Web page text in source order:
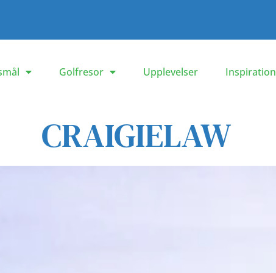
Golfresor Upplevelser Inspiration
CRAIGIELAW